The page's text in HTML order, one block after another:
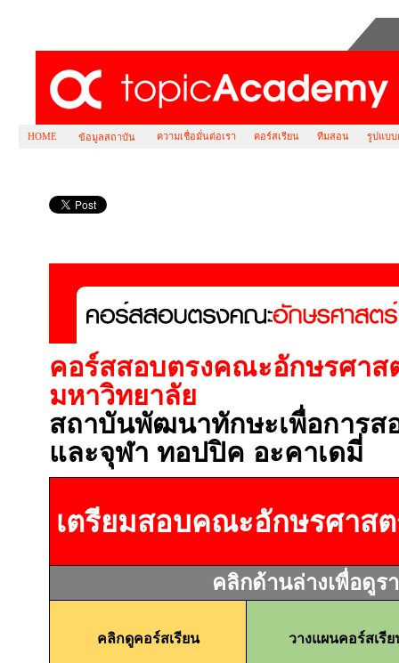
HOME ข้อมูลสถาบัน ความเชื่อมั่นต่อเรา คอร์สเรียน ทีมสอน รูปแบบ
คอร์สสอบตรงคณะอักษรศา
มหาวิทยาลัย
สถาบันพัฒนาทักษะเพื่อการส
และจุฬา ทอปปิค อะคาเดมี่
เตรียมสอบคณะอักษรศาส
คลิกด้านล่างเพื่อดูร
คลิกดูคอร์สเรียน วางแผนคอร์สเรีย